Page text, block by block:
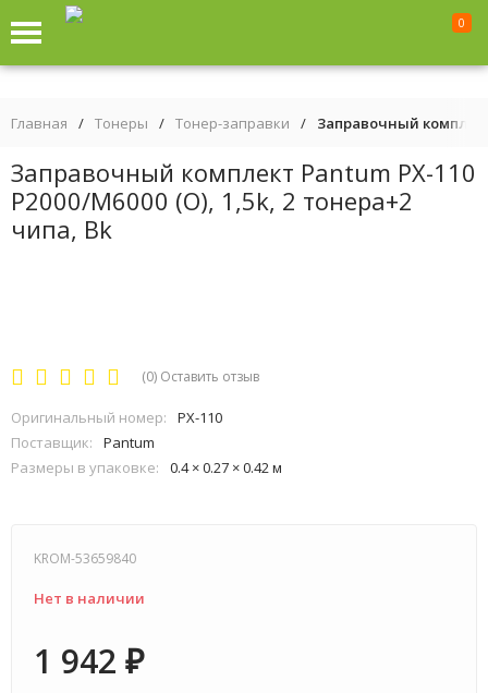
0
Главная / Тонеры / Тонер-заправки / Заправочный
Заправочный комплект Pantum PX-110
P2000/M6000 (О), 1,5k, 2 тонера+2
чипа, Bk
(0) Оставить отзыв
Оригинальный номер:
PX-110
Поставщик:
Pantum
Размеры в упаковке:
0.4 × 0.27 × 0.42 м
KROM-53659840
Нет в наличии
1 942 ₽